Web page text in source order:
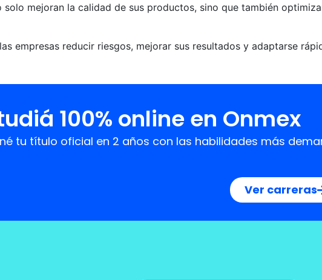
mejoran la calidad de sus productos, sino que también
empresas reducir riesgos, mejorar sus resultados y adaptarse
100% online en Onmex
tu título oficial en 2 años con las habilidades más
Ver carreras